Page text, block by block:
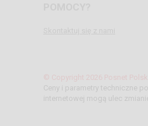
Ceny i parametry techniczne
internetowej mogą ulec